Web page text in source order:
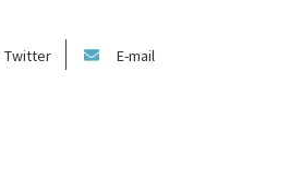
Twitter E-mail